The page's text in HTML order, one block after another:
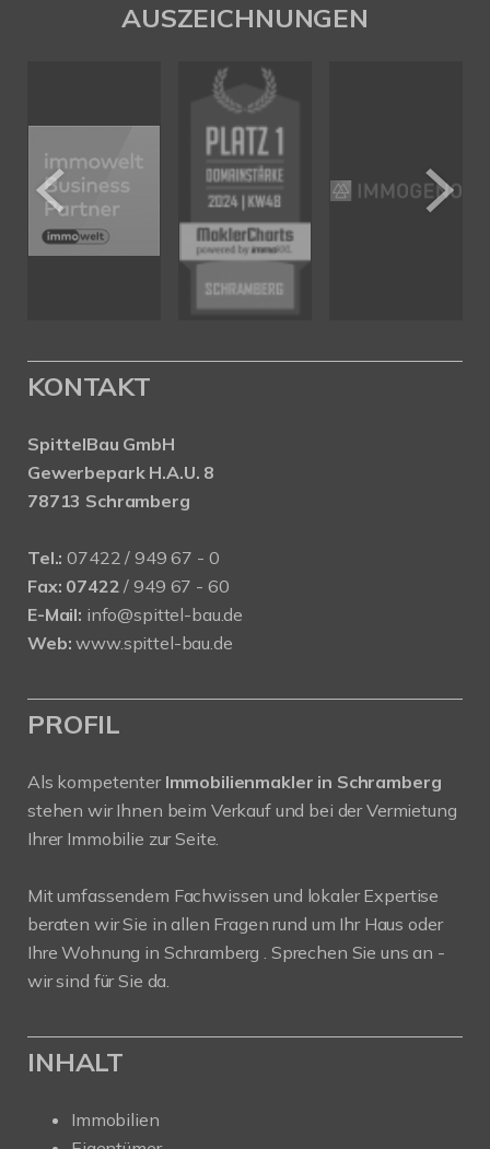
AUSZEICHNUNGEN
KONTAKT
SpittelBau GmbH
Gewerbepark H.A.U. 8
78713 Schramberg
Tel.: 07422 / 949 67 - 0
Fax: 07422 / 949 67 - 60
E-Mail: info@spittel-bau.de
Web: www.spittel-bau.de
PROFIL
Als kompetenter Immobilienmakler in Schramberg
stehen wir Ihnen beim Verkauf und bei der Vermietung
Ihrer Immobilie zur Seite.
Mit umfassendem Fachwissen und lokaler Expertise
beraten wir Sie in allen Fragen rund um Ihr Haus oder
Ihre Wohnung in Schramberg . Sprechen Sie uns an -
wir sind für Sie da.
INHALT
Immobilien